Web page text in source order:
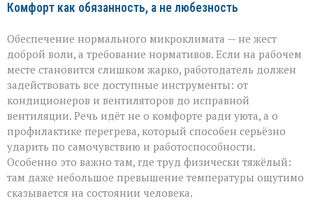
Комфорт как обязанность, а не любезность
Обеспечение нормального микроклимата — не жест
доброй воли, а требование нормативов. Если на рабочем
месте становится слишком жарко, работодатель должен
задействовать все доступные инструменты: от
кондиционеров и вентиляторов до исправной
вентиляции. Речь идёт не о комфорте ради уюта, а о
профилактике перегрева, который способен серьёзно
ударить по самочувствию и работоспособности.
Особенно это важно там, где труд физически тяжёлый:
там даже небольшое превышение температуры ощутимо
сказывается на состоянии человека.